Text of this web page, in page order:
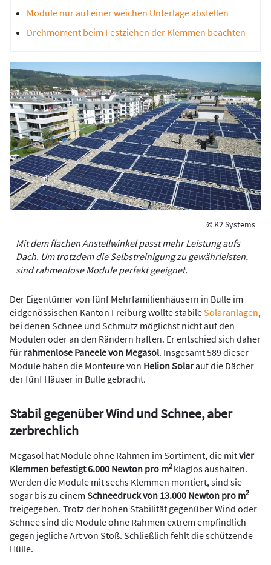
Module nur auf einer weichen Unterlage abstellen
Drehmoment beim Festziehen der Klemmen beachten
© K2 Systems
Mit dem flachen Anstellwinkel passt mehr Leistung aufs
Dach. Um trotzdem die Selbstreinigung zu gewährleisten,
sind rahmenlose Module perfekt geeignet.
Der Eigentümer von fünf Mehrfamilienhäusern in Bulle im
eidgenössischen Kanton Freiburg wollte stabile Solaranlagen,
bei denen Schnee und Schmutz möglichst nicht auf den
Modulen oder an den Rändern haften. Er entschied sich daher
für rahmenlose Paneele von Megasol. Insgesamt 589 dieser
Module haben die Monteure von Helion Solarauf die Dächer
der fünf Häuser in Bulle gebracht.
Stabil gegenüber Wind und Schnee, aber
zerbrechlich
Megasol hat Module ohne Rahmen im Sortiment, die mitvier
Klemmen befestigt 6.000 Newton pro m2 klaglos aushalten.
Werden die Module mit sechs Klemmen montiert, sind sie
sogar bis zu einem Schneedruck von 13.000 Newton pro m2
freigegeben. Trotz der hohen Stabilität gegenüber Wind oder
Schnee sind die Module ohne Rahmen extrem empfindlich
gegen jegliche Art von Stoß. Schließlich fehlt die schützende
Hülle.